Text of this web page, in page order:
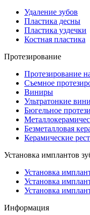
Удаление зубов
Пластика десны
Пластика уздечки
Костная пластика
Протезирование
Протезирование
Съемное
Виниры
Ультратонкие
Бюгельное
Безметалловая
Керамические
Установка имплантов
Установка
Установка
Установка
Информация